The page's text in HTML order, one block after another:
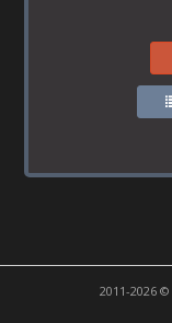
2011-2026